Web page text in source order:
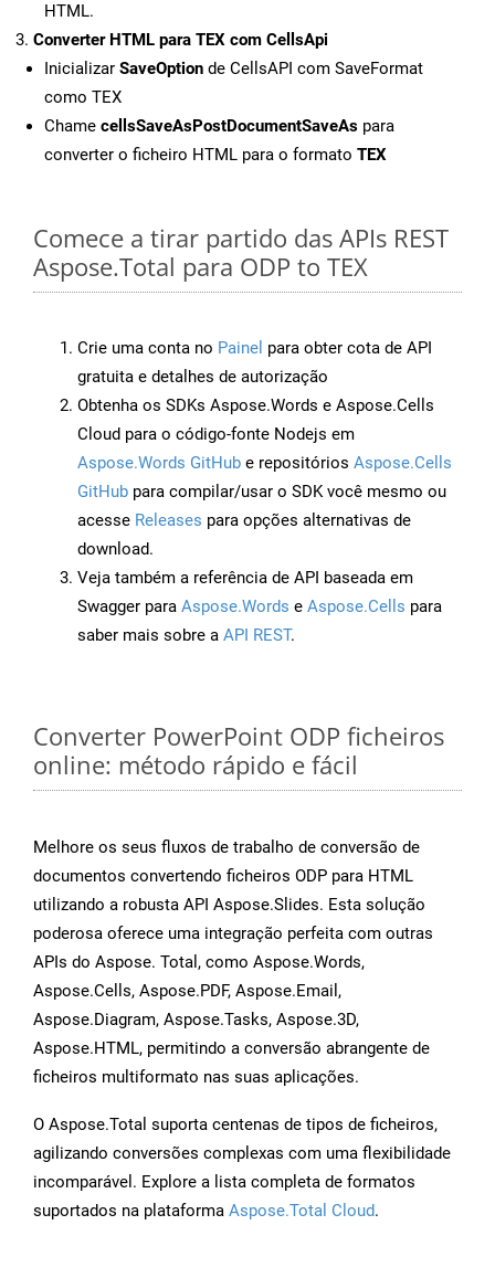
HTML.
Converter HTML para TEX com CellsApi
Inicializar SaveOption de CellsAPI com SaveFormat
como TEX
Chame cellsSaveAsPostDocumentSaveAs para
converter o ficheiro HTML para o formato TEX
Comece a tirar partido das APIs REST
Aspose.Total para ODP to TEX
Crie uma conta no Painel para obter cota de API
gratuita e detalhes de autorização
Obtenha os SDKs Aspose.Words e Aspose.Cells
Cloud para o código-fonte Nodejs em
Aspose.Words GitHub e repositórios Aspose.Cells
GitHub para compilar/usar o SDK você mesmo ou
acesse Releases para opções alternativas de
download.
Veja também a referência de API baseada em
Swagger para Aspose.Words e Aspose.Cells para
saber mais sobre a API REST.
Converter PowerPoint ODP ficheiros
online: método rápido e fácil
Melhore os seus fluxos de trabalho de conversão de
documentos convertendo ficheiros ODP para HTML
utilizando a robusta API Aspose.Slides. Esta solução
poderosa oferece uma integração perfeita com outras
APIs do Aspose. Total, como Aspose.Words,
Aspose.Cells, Aspose.PDF, Aspose.Email,
Aspose.Diagram, Aspose.Tasks, Aspose.3D,
Aspose.HTML, permitindo a conversão abrangente de
ficheiros multiformato nas suas aplicações.
O Aspose.Total suporta centenas de tipos de ficheiros,
agilizando conversões complexas com uma flexibilidade
incomparável. Explore a lista completa de formatos
suportados na plataforma Aspose.Total Cloud.